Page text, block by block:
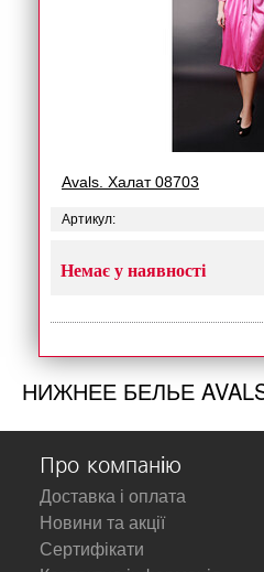
Avals. Халат 08703
Артикул:
Немає у наявності
НИЖНЕЕ БЕЛЬЕ
Про компанію
Доставка і оплата
Новини та акції
Сертифікати